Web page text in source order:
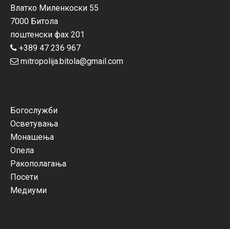
Влатко Миленкоски 55
7000 Битола
поштенски фах 201
+389 47 236 967
mitropolija.bitola@gmail.com
Богослужби
Осветувања
Монашења
Опела
Ракополагања
Посети
Медиуми